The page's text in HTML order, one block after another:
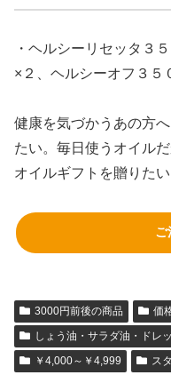
・ヘルシーリセッタ３
×２、ヘルシーオフ３
健康を気づかうあの方
たい。毎日使うオイル
オイルギフトを贈りたい
ご
3000円前後の商品 価
しょう油・サラダ油・ドレ
￥4,000～￥4,999
ス